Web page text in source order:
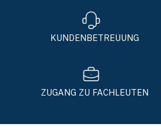
KUNDENBETREUUNG
ZUGANG ZU FACHLEUTEN